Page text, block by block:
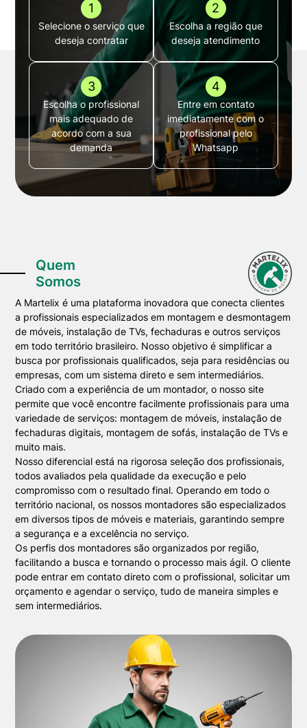
1
Selecione o serviço que
deseja contratar
2
Escolha a região que
deseja atendimento
3
Escolha o profissional
mais adequado de
acordo com a sua
demanda
4
Entre em contato
imediatamente com o
profissional pelo
Whatsapp
Quem
Somos
A Martelix é uma plataforma inovadora que conecta clientes
a profissionais especializados em montagem e desmontagem
de móveis, instalação de TVs, fechaduras e outros serviços
em todo território brasileiro. Nosso objetivo é simplificar a
busca por profissionais qualificados, seja para residências ou
empresas, com um sistema direto e sem intermediários.
Criado com a experiência de um montador, o nosso site
permite que você encontre facilmente profissionais para uma
variedade de serviços: montagem de móveis, instalação de
fechaduras digitais, montagem de sofás, instalação de TVs e
muito mais.
Nosso diferencial está na rigorosa seleção dos profissionais,
todos avaliados pela qualidade da execução e pelo
compromisso com o resultado final. Operando em todo o
território nacional, os nossos montadores são especializados
em diversos tipos de móveis e materiais, garantindo sempre
a segurança e a excelência no serviço.
Os perfis dos montadores são organizados por região,
facilitando a busca e tornando o processo mais ágil. O cliente
pode entrar em contato direto com o profissional, solicitar um
orçamento e agendar o serviço, tudo de maneira simples e
sem intermediários.